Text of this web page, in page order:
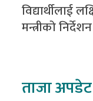
विद्यार्थीलाई
मन्त्रीको निर्देशन
ताजा अपडेट